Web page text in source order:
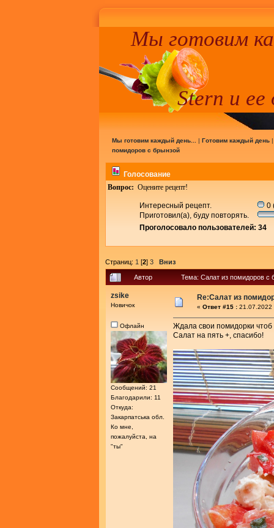
Мы готовим
Stern и ее
Мы готовим каждый день... | Готовим каждый день
помидоров с брынзой
Голосование
Вопрос: Оцените рецепт!
Интересный рецепт.
0
Приготовил(а), буду повторять.
Проголосовало пользователей: 34
Страниц: 1 [2] 3 Вниз
Автор Тема: Салат из помидоров с
zsike
Новичок
Офлайн
Сообщений: 21
Благодарили: 11
Откуда:
Закарпатська обл.
Ко мне,
пожалуйста, на
"ты"
Re:Салат из
« Ответ #15 : 21.07.2022
Ждала свои помидорки чтоб
Салат на пять +, спасибо!